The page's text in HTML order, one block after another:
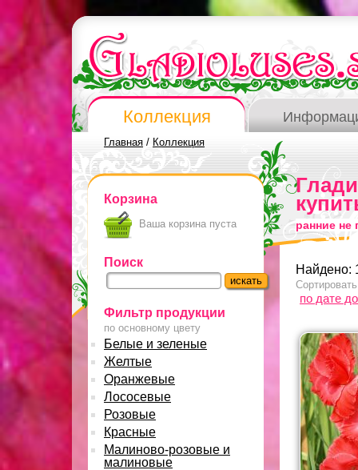
Коллекция
Главная / Коллекция
Корзина
Ваша корзина пуста
Поиск
Фильтр продукции
по основному цвету
Белые и зеленые
Желтые
Оранжевые
Лососевые
Розовые
Красные
Малиново-розовые и
малиновые
ранние
Найдено:
по дате